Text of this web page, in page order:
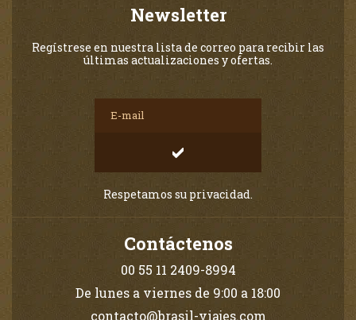
Newsletter
Regístrese en nuestra lista de correo para recibir las
últimas actualizaciones y ofertas.
Respetamos su privacidad.
Contáctenos
00 55 11 2409-8994
De lunes a viernes de 9:00 a 18:00
contacto@brasil-viajes.com